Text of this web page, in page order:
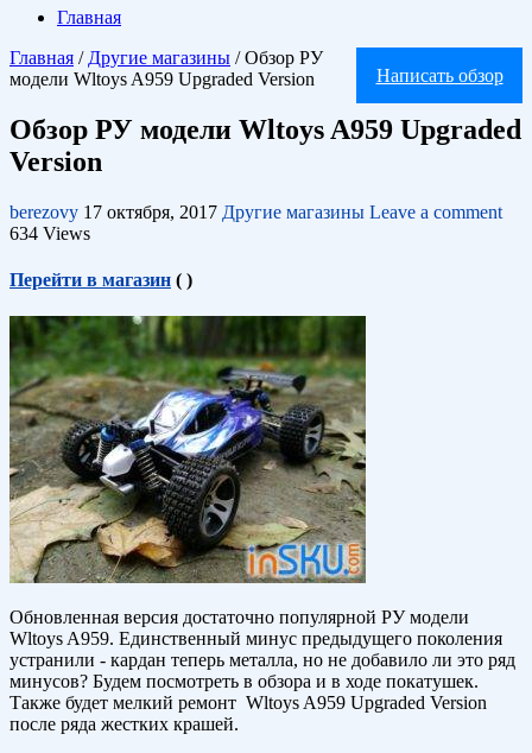
Главная
Написать обзор
Главная / Другие магазины / Обзор РУ
модели Wltoys A959 Upgraded Version
Обзор РУ модели Wltoys A959 Upgraded
Version
berezovy 17 октября, 2017 Другие магазины Leave a comment
634 Views
Перейти в магазин ( )
Обновленная версия достаточно популярной РУ модели
Wltoys A959. Единственный минус предыдущего поколения
устранили - кардан теперь металла, но не добавило ли это ряд
минусов? Будем посмотреть в обзора и в ходе покатушек.
Также будет мелкий ремонт Wltoys A959 Upgraded Version
после ряда жестких крашей.